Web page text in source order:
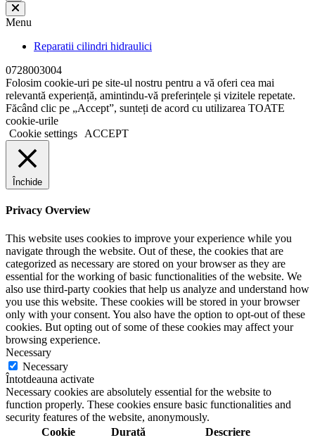
Menu
Reparatii cilindri hidraulici
0728003004
Folosim cookie-uri pe site-ul nostru pentru a vă oferi cea mai
relevantă experiență, amintindu-vă preferințele și vizitele repetate.
Făcând clic pe „Accept”, sunteți de acord cu utilizarea TOATE
cookie-urile
Cookie settings
ACCEPT
Închide
Privacy Overview
This website uses cookies to improve your experience while you
navigate through the website. Out of these, the cookies that are
categorized as necessary are stored on your browser as they are
essential for the working of basic functionalities of the website. We
also use third-party cookies that help us analyze and understand how
you use this website. These cookies will be stored in your browser
only with your consent. You also have the option to opt-out of these
cookies. But opting out of some of these cookies may affect your
browsing experience.
Necessary
Necessary
Întotdeauna activate
Necessary cookies are absolutely essential for the website to
function properly. These cookies ensure basic functionalities and
security features of the website, anonymously.
Cookie
Durată Descriere